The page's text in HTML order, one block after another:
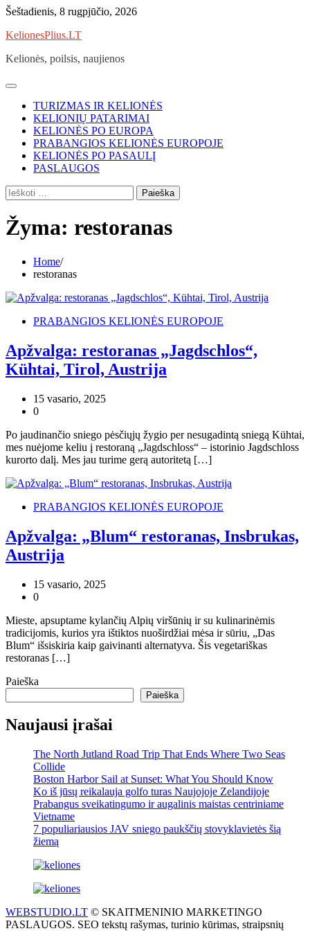
Skip
content
Šeštadienis, 8 rugpjūčio, 2026
KelionesPlius.LT
Kelionės, poilsis, naujienos
TURIZMAS IR KELIONĖS
KELIONIŲ PATARIMAI
KELIONĖS PO EUROPA
PRABANGIOS KELIONĖS EUROPOJE
KELIONĖS PO PASAULĮ
PASLAUGOS
Ieškoti:
Žyma: restoranas
Home
restoranas
PRABANGIOS KELIONĖS EUROPOJE
Apžvalga: restoranas „Jagdschlos“,
Kühtai, Tirol, Austrija
15 vasario, 2025
0
Po jaudinančio sniego pėsčiųjų žygio per nesugadintą sniegą Kühtai,
mes nuėjome keliu į restoraną „Jagdschloss“ – istorinio Jagdschloss
kurorto dalį. Mes jau turime gerą autoritetą […]
PRABANGIOS KELIONĖS EUROPOJE
Apžvalga: „Blum“ restoranas, Insbrukas,
Austrija
15 vasario, 2025
0
Mieste, apsuptame kylančių Alpių viršūnių ir su kulinarinėmis
tradicijomis, kurios yra ištiktos nuoširdžiai mėsa ir sūriu, „Das
Blum“ išsiskiria kaip gaivinanti alternatyva. Šis vegetariškas
restoranas […]
Paieška
Paieška
Naujausi įrašai
The North Jutland Road Trip That Ends Where Two Seas
Collide
Boston Harbor Sail at Sunset: What You Should Know
Ko iš jūsų reikalauja golfo turas Naujojoje Zelandijoje
Prabangus sveikatingumo ir augalinis maistas centriniame
Vietname
7 populiariausios JAV sniego paukščių stovyklavietės šią
žiemą
WEBSTUDIO.LT © SKAITMENINIO MARKETINGO
PASLAUGOS. SEO tekstų rašymas, turinio kūrimas, straipsnių